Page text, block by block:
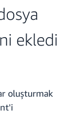
ekledi
oluşturmak